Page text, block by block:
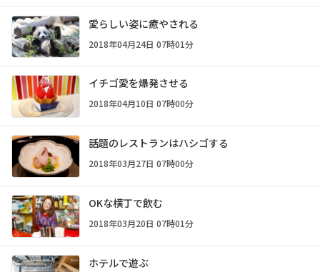
愛らしい姿に癒やされる
2018年04月24日 07時01分
イチゴ愛を爆発させる
2018年04月10日 07時00分
話題のレストランはハシゴする
2018年03月27日 07時00分
OKな横丁で飲む
2018年03月20日 07時01分
ホテルで遊ぶ